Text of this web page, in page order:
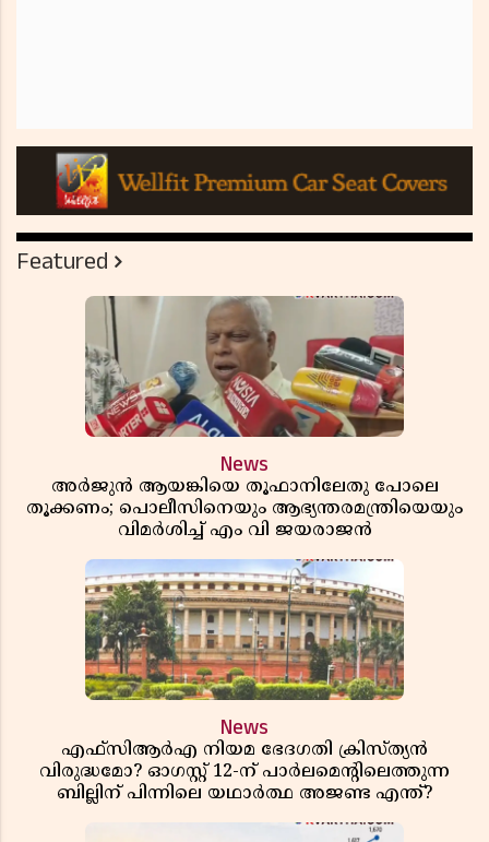
Featured
News
അർജുൻ ആയങ്കിയെ തൂഫാനിലേതു പോലെ
തൂക്കണം; പൊലീസിനെയും ആഭ്യന്തരമന്ത്രിയെയും
വിമർശിച്ച് എം വി ജയരാജൻ
News
എഫ്സിആർഎ നിയമ ഭേദഗതി ക്രിസ്ത്യൻ
വിരുദ്ധമോ? ഓഗസ്റ്റ് 12-ന് പാർലമെന്റിലെത്തുന്ന
ബില്ലിന് പിന്നിലെ യഥാർത്ഥ അജണ്ട എന്ത്?